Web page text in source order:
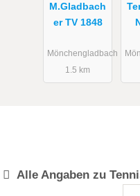
M.Gladbach
er TV 1848
Mönchengladbach
1.5 km
Alle Angaben zu